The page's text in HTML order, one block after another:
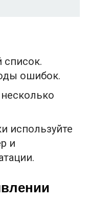
ошибок.
используйте
и